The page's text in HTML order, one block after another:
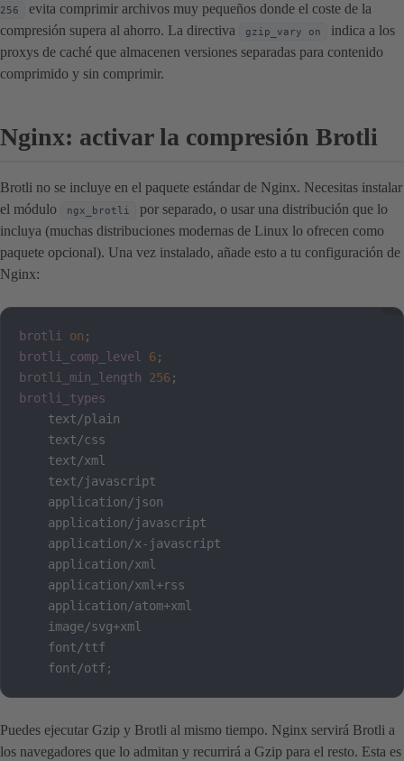
256
evita comprimir archivos muy pequeños donde el coste de la
compresión supera al ahorro. La directiva
gzip_vary on
indica a los
proxys de caché que almacenen versiones separadas para contenido
comprimido y sin comprimir.
Nginx: activar la compresión Brotli
Brotli no se incluye en el paquete estándar de Nginx. Necesitas instalar
el módulo
ngx_brotli
por separado, o usar una distribución que lo
incluya (muchas distribuciones modernas de Linux lo ofrecen como
paquete opcional). Una vez instalado, añade esto a tu configuración de
Nginx:
brotli on ;
brotli_comp_level
6;
brotli_min_length
256;
brotli_types
    text/plain
    text/css
    text/xml
    text/javascript
    application/json
    application/javascript
    application/x-javascript
    application/xml
    application/xml+rss
    application/atom+xml
    image/svg+xml
    font/ttf
    font/otf
;
Puedes ejecutar Gzip y Brotli al mismo tiempo. Nginx servirá Brotli a
los navegadores que lo admitan y recurrirá a Gzip para el resto. Esta es